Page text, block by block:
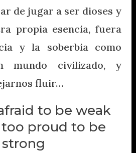
de jugar a ser dioses y
propia esencia, fuera
y la soberbia como
mundo civilizado, y
fluir…
to be weak
too proud to be
strong